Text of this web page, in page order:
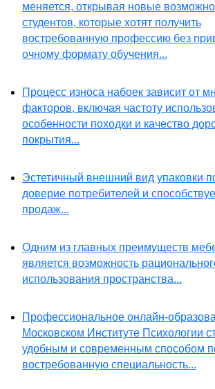
меняется, открывая новые
студентов, которые хотят получить
востребованную профессию без
очному формату обучения...
Процесс износа набоек зависит от
факторов, включая частоту
особенности походки и качество
покрытия...
Эстетичный внешний вид упаковки
доверие потребителей и
продаж...
Одним из главных преимуществ
является возможность
использования пространства...
Профессиональное онлайн-
Московском Институте Психологии
удобным и современным способом
востребованную специальность...